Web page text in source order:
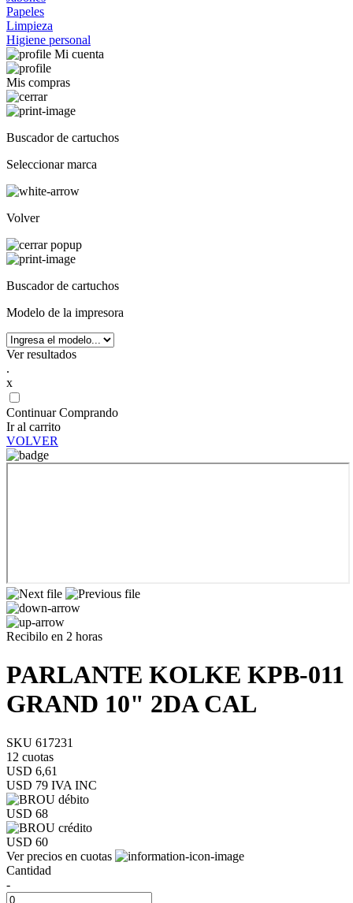
Papeles
Limpieza
Higiene personal
Mi cuenta
Mis compras
Buscador de cartuchos
Seleccionar marca
Volver
Buscador de cartuchos
Modelo de la impresora
Ver resultados
.
x
Continuar Comprando
Ir al carrito
VOLVER
Recibilo en 2 horas
PARLANTE KOLKE KPB-011
GRAND 10" 2DA CAL
SKU 617231
12 cuotas
USD 6,61
USD 79 IVA INC
USD 68
USD 60
Ver precios en cuotas
Cantidad
-